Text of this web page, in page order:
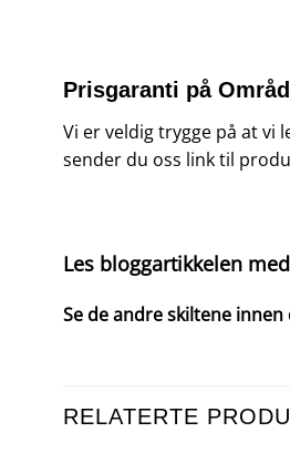
Prisgaranti på
Vi er veldig trygge på at
sender du oss link til
Les bloggartikkelen
Se de andre skiltene
RELATERTE